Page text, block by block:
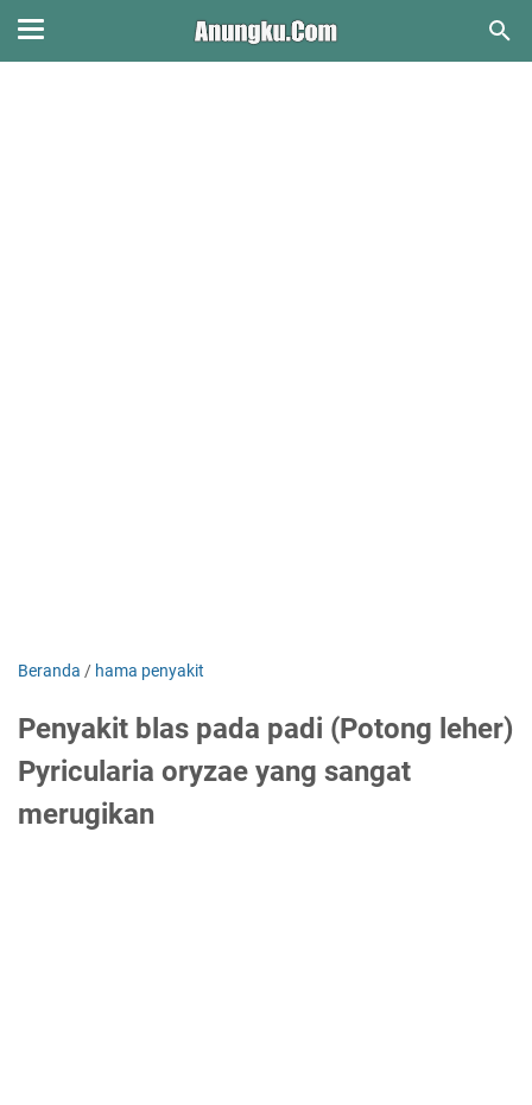
Beranda / hama penyakit
Penyakit blas pada padi (Potong leher)
Pyricularia oryzae yang sangat
merugikan